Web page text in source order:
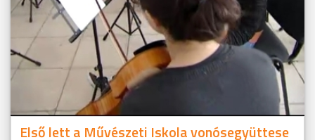
Első lett a Művészeti Iskola vonósegyüttese